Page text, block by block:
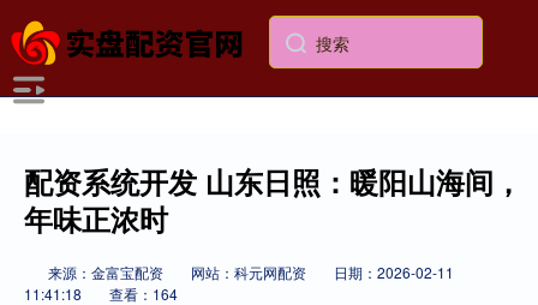
配资系统开发 山东日照：暖阳山海间，
年味正浓时
来源：金富宝配资 网站：科元网配资
日期：2026-02-11
11:41:18
查看：164